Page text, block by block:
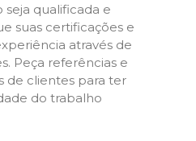
qualificada e
suas certificações e
através de
Peça referências e
de clientes para ter
do trabalho